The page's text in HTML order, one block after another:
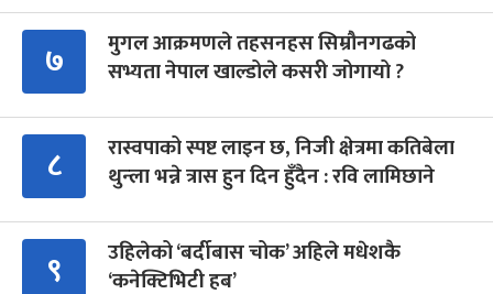
७
मुगल आक्रमणले तहसनहस सिम्रौनगढको
सभ्यता नेपाल खाल्डोले कसरी जोगायो ?
८
रास्वपाको स्पष्ट लाइन छ, निजी क्षेत्रमा कतिबेला
थुन्ला भन्ने त्रास हुन दिन हुँदैन : रवि लामिछाने
९
उहिलेको ‘बर्दीबास चोक’ अहिले मधेशकै
‘कनेक्टिभिटी हब’